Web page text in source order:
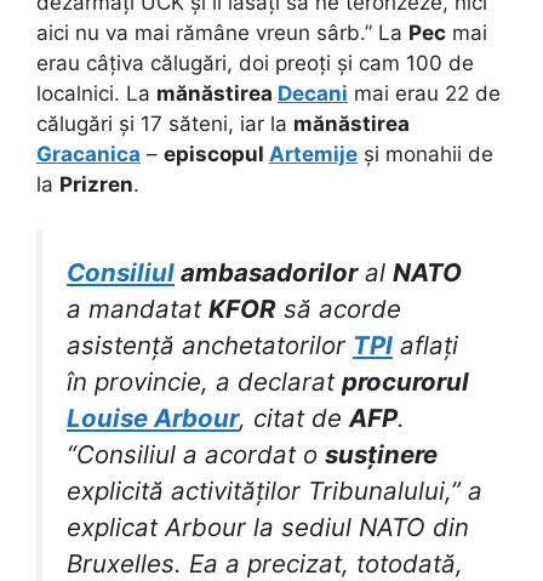
aici nu va mai rămâne vreun sârb.” La Pec mai
erau câțiva călugări, doi preoți și cam 100 de
localnici. La mănăstirea Decani mai erau 22 de
călugări și 17 săteni, iar la mănăstirea
Gracanica – episcopul Artemije și monahii de
la Prizren.
Consiliul ambasadoriloral NATO
a mandatat KFOR să acorde
asistență anchetatorilor TPI aflați
în provincie, a declarat procurorul
Louise Arbour, citat deAFP.
“Consiliul a acordat o susținere
explicită activităților Tribunalului,” a
explicat Arbour la sediul NATO din
Bruxelles. Ea a precizat, totodată,